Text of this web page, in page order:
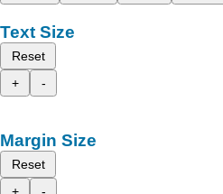
Text Size
Reset
+
-
Margin Size
Reset
+
-